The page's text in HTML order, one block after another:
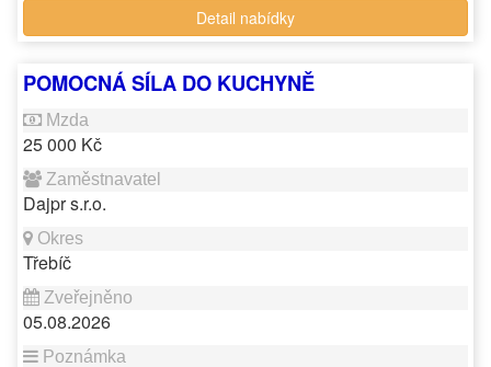
Detail nabídky
POMOCNÁ SÍLA DO KUCHYNĚ
25 000 Kč
Dajpr s.r.o.
Třebíč
05.08.2026